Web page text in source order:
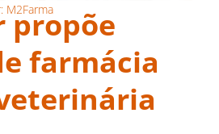
M2Farma
propõe
farmácia